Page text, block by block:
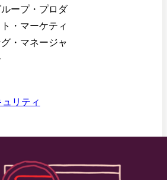
ループ・プロダ
ト・マーケティ
グ・マネージャ
ュリティ